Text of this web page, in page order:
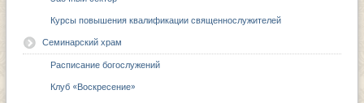
Курсы повышения квалификации священнослужителей
Семинарский храм
Расписание богослужений
Клуб «Воскресение»